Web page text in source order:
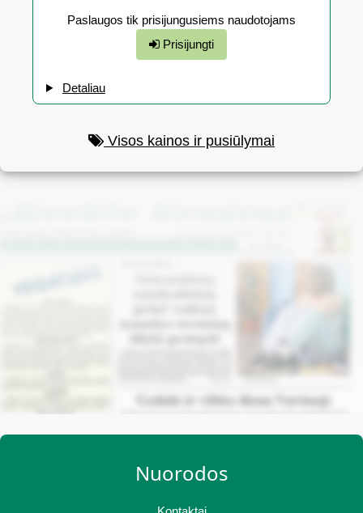
Paslaugos tik prisijungusiems naudotojams
Prisijungti
Detaliau
Visos kainos ir pusiūlymai
Nuorodos